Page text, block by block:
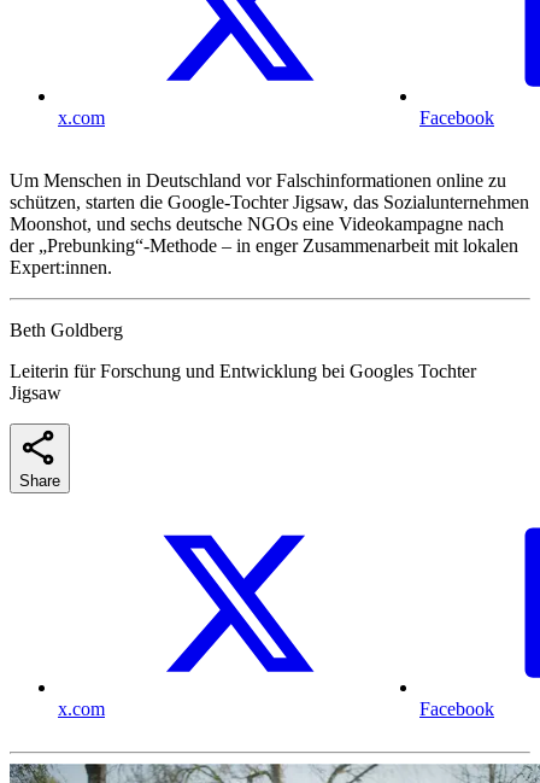
x.com Facebook
Um Menschen in Deutschland vor Falschinformationen online zu
schützen, starten die Google-Tochter Jigsaw, das Sozialunternehmen
Moonshot, und sechs deutsche NGOs eine Videokampagne nach
der „Prebunking“-Methode – in enger Zusammenarbeit mit lokalen
Expert:innen.
Beth Goldberg
Leiterin für Forschung und Entwicklung bei Googles Tochter
Jigsaw
Share
x.com Facebook